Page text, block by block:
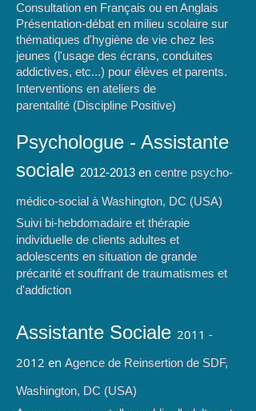
Consultation en Français ou en Anglais
Présentation-débat en milieu scolaire sur
thématiques d'hygiène de vie chez les
jeunes (l'usage des écrans, conduites
addictives, etc...) pour élèves et parents.
Interventions en ateliers de
parentalité (Discipline Positive)
Psychologue - Assistante
sociale 2012-2013 en centre psycho-
médico-social à Washington, DC (USA)
Suivi bi-hebdomadaire et thérapie
individuelle de clients adultes et
adolescents en situation de grande
précarité et souffrant de traumatismes et
d'addiction
Assistante Sociale 2011 -
2012 en Agence de Reinsertion de SDF,
Washington, DC (USA)